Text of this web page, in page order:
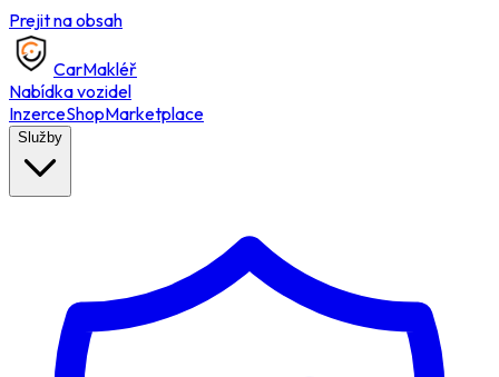
Prejit na obsah
CarMakléř
Nabídka vozidel
InzerceShopMarketplace
Služby